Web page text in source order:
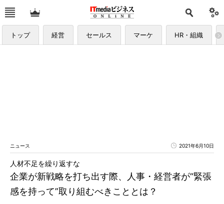
トップ 経営 セールス マーケ HR・組織
ニュース 2021年6月10日
企業が新戦略を打ち出す際、人事・経営者が“緊張
感を持って”取り組むべきこととは？
人材不足を繰り返すな